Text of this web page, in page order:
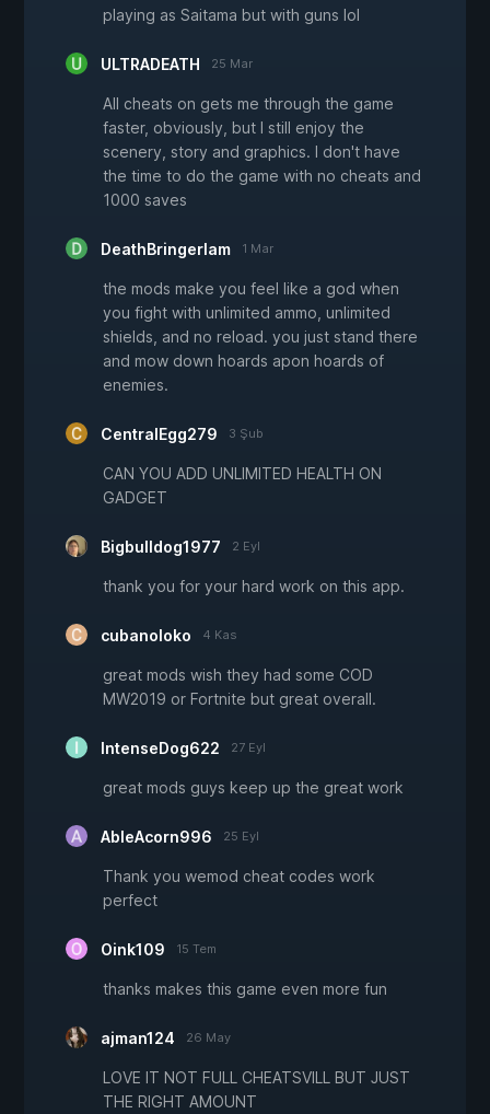
playing as Saitama but with guns lol
ULTRADEATH 25 Mar
All cheats on gets me through the game
faster, obviously, but I still enjoy the
scenery, story and graphics. I don't have
the time to do the game with no cheats and
1000 saves
DeathBringerIam 1 Mar
the mods make you feel like a god when
you fight with unlimited ammo, unlimited
shields, and no reload. you just stand there
and mow down hoards apon hoards of
enemies.
CentralEgg279 3 Şub
CAN YOU ADD UNLIMITED HEALTH ON
GADGET
Bigbulldog1977 2 Eyl
thank you for your hard work on this app.
cubanoloko 4 Kas
great mods wish they had some COD
MW2019 or Fortnite but great overall.
IntenseDog622 27 Eyl
great mods guys keep up the great work
AbleAcorn996 25 Eyl
Thank you wemod cheat codes work
perfect
Oink109 15 Tem
thanks makes this game even more fun
ajman124 26 May
LOVE IT NOT FULL CHEATSVILL BUT JUST
THE RIGHT AMOUNT